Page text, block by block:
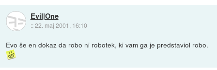
Evil|One
::22. maj 2001, 16:10
Evo še en dokaz da robo ni robotek, ki vam ga je predstaviol robo.